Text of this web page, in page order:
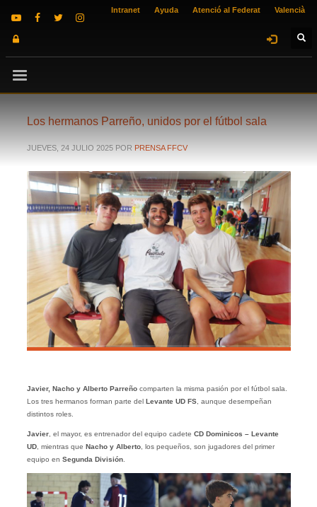
Intranet Ayuda Atenció al Federat Valencià
Los hermanos Parreño, unidos por el fútbol sala
JUEVES, 24 JULIO 2025 POR PRENSA FFCV
Javier, Nacho y Alberto Parreñocomparten la misma pasión por el fútbol sala.
Los tres hermanos forman parte del Levante UD FS, aunque desempeñan
distintos roles.
Javier, el mayor, es entrenador del equipo cadete CD Dominicos – Levante
UD, mientras que Nacho y Alberto, los pequeños, son jugadores del primer
equipo en Segunda División.